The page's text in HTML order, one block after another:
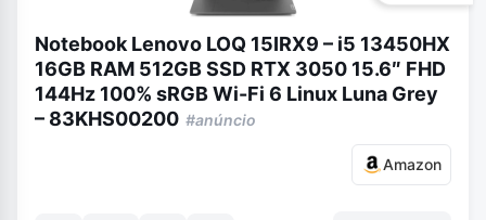
Notebook Lenovo LOQ 15IRX9 – i5 13450HX
16GB RAM 512GB SSD RTX 3050 15.6″ FHD
144Hz 100% sRGB Wi-Fi 6 Linux Luna Grey
– 83KHS00200 #anúncio
Amazon